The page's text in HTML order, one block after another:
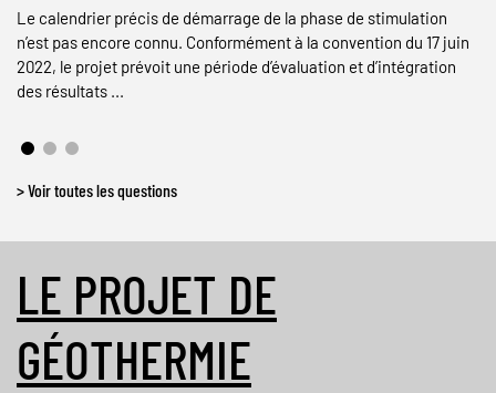
Le calendrier précis de démarrage de la phase de stimulation
n’est pas encore connu. Conformément à la convention du 17 juin
2022, le projet prévoit une période d’évaluation et d’intégration
des résultats ...
> Voir toutes les questions
LE PROJET DE
GÉOTHERMIE